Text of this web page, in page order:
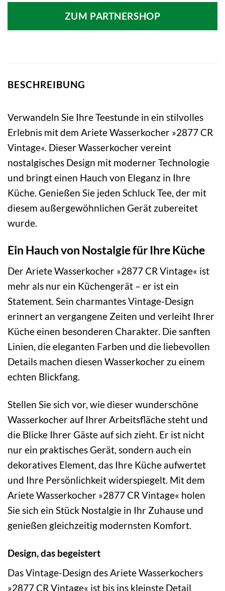
ZUM PARTNERSHOP
BESCHREIBUNG
Verwandeln Sie Ihre Teestunde in ein stilvolles
Erlebnis mit dem Ariete Wasserkocher »2877 CR
Vintage«. Dieser Wasserkocher vereint
nostalgisches Design mit moderner Technologie
und bringt einen Hauch von Eleganz in Ihre
Küche. Genießen Sie jeden Schluck Tee, der mit
diesem außergewöhnlichen Gerät zubereitet
wurde.
Ein Hauch von Nostalgie für Ihre Küche
Der Ariete Wasserkocher »2877 CR Vintage« ist
mehr als nur ein Küchengerät – er ist ein
Statement. Sein charmantes Vintage-Design
erinnert an vergangene Zeiten und verleiht Ihrer
Küche einen besonderen Charakter. Die sanften
Linien, die eleganten Farben und die liebevollen
Details machen diesen Wasserkocher zu einem
echten Blickfang.
Stellen Sie sich vor, wie dieser wunderschöne
Wasserkocher auf Ihrer Arbeitsfläche steht und
die Blicke Ihrer Gäste auf sich zieht. Er ist nicht
nur ein praktisches Gerät, sondern auch ein
dekoratives Element, das Ihre Küche aufwertet
und Ihre Persönlichkeit widerspiegelt. Mit dem
Ariete Wasserkocher »2877 CR Vintage« holen
Sie sich ein Stück Nostalgie in Ihr Zuhause und
genießen gleichzeitig modernsten Komfort.
Design, das begeistert
Das Vintage-Design des Ariete Wasserkochers
»2877 CR Vintage« ist bis ins kleinste Detail